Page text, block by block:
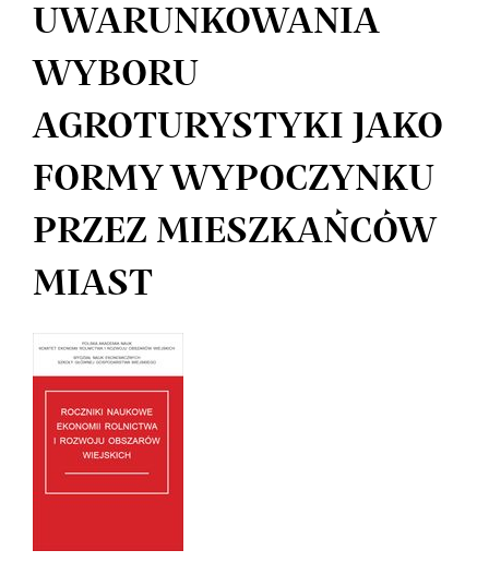
UWARUNKOWANIA
WYBORU
AGROTURYSTYKI JAKO
FORMY WYPOCZYNKU
PRZEZ MIESZKAŃCÓW
MIAST
Article
Sidebar